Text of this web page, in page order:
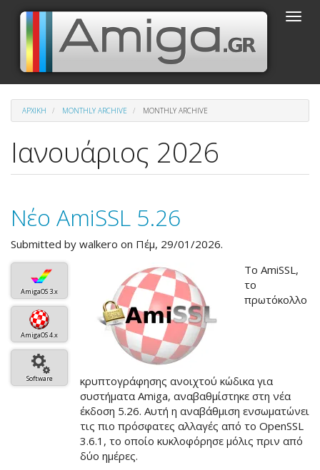
Παράκαμψη
κυρίως
περιεχόμενο
Toggle
ΑΡΧΙΚΉ MONTHLY ARCHIVE MONTHLY ARCHIVE
Ιανουάριος 2026
Νέο AmiSSL 5.26
Submitted by walkero on Πέμ, 29/01/2026.
AmigaOS 3.x
AmigaOS 4.x
Software
Το AmiSSL,
το
πρωτόκολλο
κρυπτογράφησης ανοιχτού κώδικα για
συστήματα Amiga, αναβαθμίστηκε στη νέα
έκδοση 5.26. Αυτή η αναβάθμιση ενσωματώνει
τις πιο πρόσφατες αλλαγές από το OpenSSL
3.6.1, το οποίο κυκλοφόρησε μόλις πριν από
δύο ημέρες.